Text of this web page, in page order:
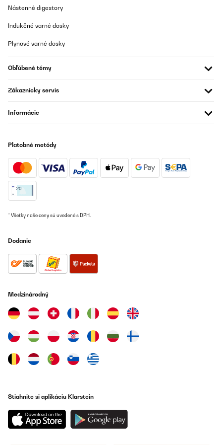
Často kladené otázky (FAQ)
Musí splitovú klimatizáciu inštalovať odborník?
miestnosti?
Ako často treba splitovú klimatizáciu čistiť a
servisovať?
Nástenné digestory
Indukčné varné dosky
Plynové varné dosky
Obľúbené témy
Zákaznícky servis
Informácie
Platobné metódy
* Všetky naše ceny sú uvedené s DPH.
Dodanie
Medzinárodný
Stiahnite si aplikáciu Klarstein